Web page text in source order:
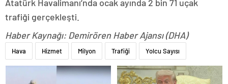
Atatürk Havalimanı’nda ocak ayında 2 bin 71 uçak
trafiği gerçekleşti.
Haber Kaynağı: Demirören Haber Ajansı (DHA)
Hava Hizmet Milyon Trafiği Yolcu Sayısı